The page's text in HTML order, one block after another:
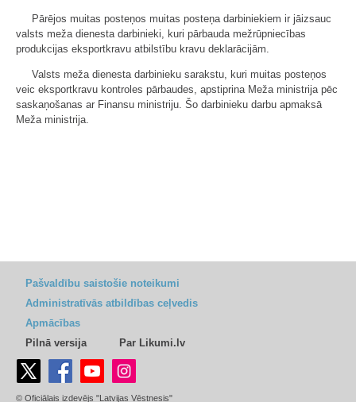
Pārējos muitas posteņos muitas posteņa darbiniekiem ir jāizsauc
valsts meža dienesta darbinieki, kuri pārbauda mežrūpniecības
produkcijas eksportkravu atbilstību kravu deklarācijām.
Valsts meža dienesta darbinieku sarakstu, kuri muitas posteņos
veic eksportkravu kontroles pārbaudes, apstiprina Meža ministrija pēc
saskaņošanas ar Finansu ministriju. Šo darbinieku darbu apmaksā
Meža ministrija.
Pašvaldību saistošie noteikumi
Administratīvās atbildības ceļvedis
Apmācības
Pilnā versija
Par Likumi.lv
© Oficiālais izdevējs "Latvijas Vēstnesis"